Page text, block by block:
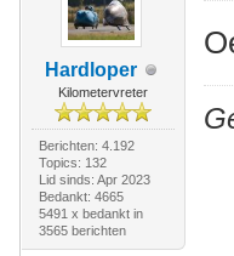
Hardloper
Kilometervreter
Berichten: 4.192
Topics: 132
Lid sinds: Apr 2023
Bedankt: 4665
5491 x bedankt in
3565 berichten